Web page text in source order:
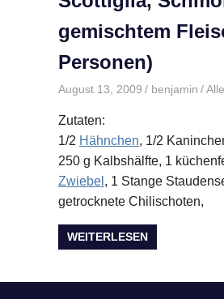
gemischtem
Personen)
August 13, 2009 benjamin
Zutaten:
1/2 Hähnchen, 1/2
250 g Kalbshälfte, 1
Zwiebel , 1 Stange
getrocknete Chilischoten,
WEITERLESEN